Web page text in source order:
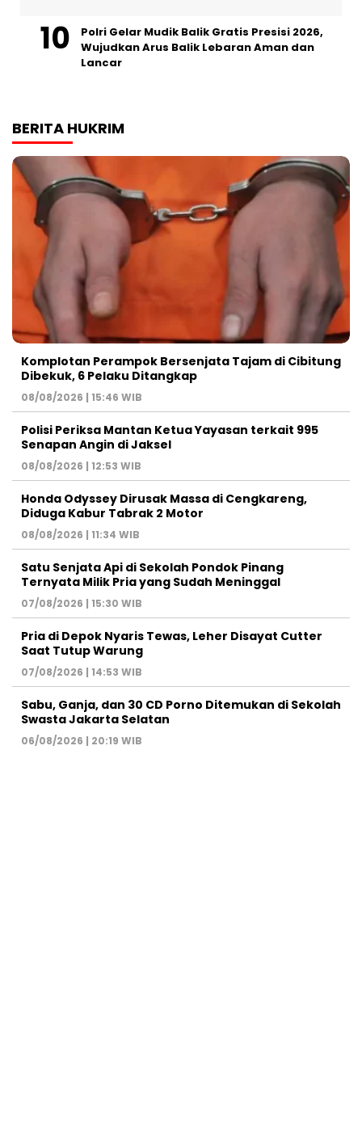
Polri Gelar Mudik Balik Gratis Presisi 2026,
Wujudkan Arus Balik Lebaran Aman dan
Lancar
BERITA HUKRIM
Komplotan Perampok Bersenjata Tajam di Cibitung
Dibekuk, 6 Pelaku Ditangkap
08/08/2026 | 15:46 WIB
Polisi Periksa Mantan Ketua Yayasan terkait 995
Senapan Angin di Jaksel
08/08/2026 | 12:53 WIB
Honda Odyssey Dirusak Massa di Cengkareng,
Diduga Kabur Tabrak 2 Motor
08/08/2026 | 11:34 WIB
Satu Senjata Api di Sekolah Pondok Pinang
Ternyata Milik Pria yang Sudah Meninggal
07/08/2026 | 15:30 WIB
Pria di Depok Nyaris Tewas, Leher Disayat Cutter
Saat Tutup Warung
07/08/2026 | 14:53 WIB
Sabu, Ganja, dan 30 CD Porno Ditemukan di Sekolah
Swasta Jakarta Selatan
06/08/2026 | 20:19 WIB